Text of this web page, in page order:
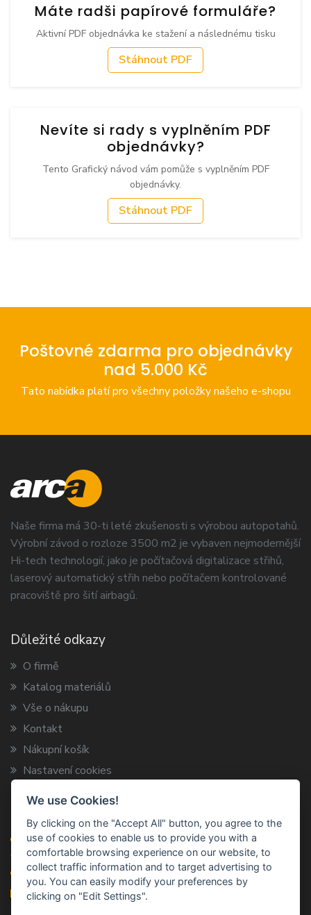
Máte radši papírové formuláře?
Aktivní PDF objednávka ke stažení a následnému tisku
Stáhnout PDF
Nevíte si rady s vyplněním PDF
objednávky?
Tento Grafický návod vám pomůže s vyplněním PDF
objednávky.
Stáhnout PDF
Poštovné zdarma pro objednávky
nad 5.000 Kč
Tato nabídka platí pro všechny položky našeho e-shopu
Naše firma má 30-ti leté zkušenosti s výrobou autopotahů.
Výrobní závod o rozloze 3500 m2 je vybaven nejmodernější
Hi-tech technologií, jako je počítačová digitalizace střihů,
laserový automatický střih nebo počítačem kontrolované
pracoviště pro šití airbagů.
Důležité odkazy
O firmě
Katalog materiálů
Vše o nákupu
Kontakt
Nákupní košík
Nastavení cookies
Kontaktní informace
ARCA TRADE s.r.o.
Vysokov 199, 547 01 Náchod
+420 491 424 787
info@arca-trade.cz
We use Cookies!
By clicking on the "Accept All" button, you agree to the
use of cookies to enable us to provide you with a
comfortable browsing experience on our website, to
collect traffic information and to target advertising to
you. You can easily modify your preferences by
clicking on "Edit Settings".